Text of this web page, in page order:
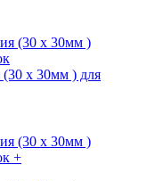
х 30мм ) для